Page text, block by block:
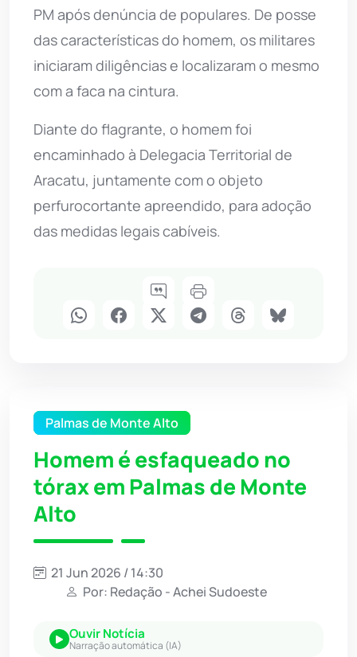
PM após denúncia de populares. De posse
das características do homem, os militares
iniciaram diligências e localizaram o mesmo
com a faca na cintura.
Diante do flagrante, o homem foi
encaminhado à Delegacia Territorial de
Aracatu, juntamente com o objeto
perfurocortante apreendido, para adoção
das medidas legais cabíveis.
Palmas de Monte Alto
Homem é esfaqueado no
tórax em Palmas de Monte
Alto
21 Jun 2026 / 14:30
Por: Redação - Achei Sudoeste
Ouvir Notícia
Narração automática (IA)